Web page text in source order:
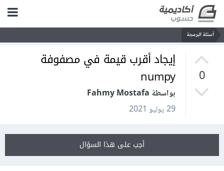
أسئلة البرمجة
0
إيجاد أقرب قيمة في مصفوفة
numpy
بواسطة Fahmy Mostafa
29 يوليو 2021
أجب على هذا السؤال